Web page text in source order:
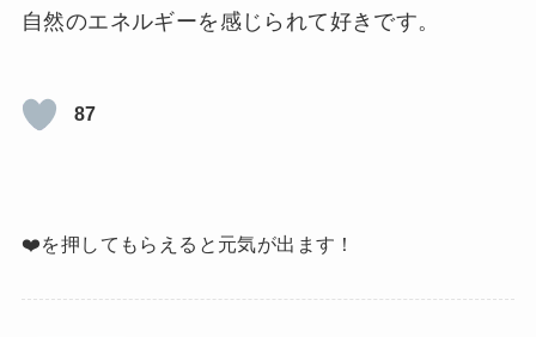
自然のエネルギーを感じられて好きです。
87
❤️を押してもらえると元気が出ます！